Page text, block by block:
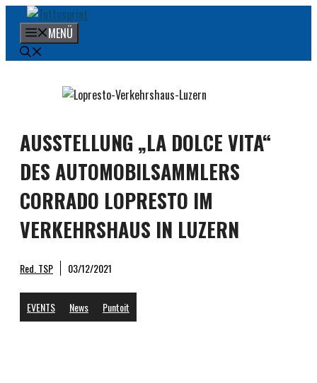
Inhalt
springen
MENÜ
AUSSTELLUNG „LA DOLCE VITA“
DES AUTOMOBILSAMMLERS
CORRADO LOPRESTO IM
VERKEHRSHAUS IN LUZERN
Red. TSP 03/12/2021
EVENTS News Puntoit